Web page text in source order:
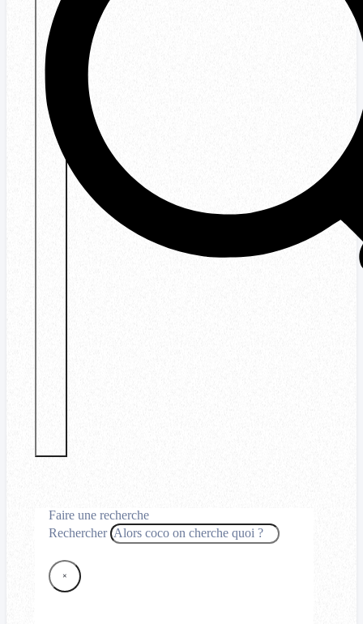
Faire une recherche
Rechercher
×